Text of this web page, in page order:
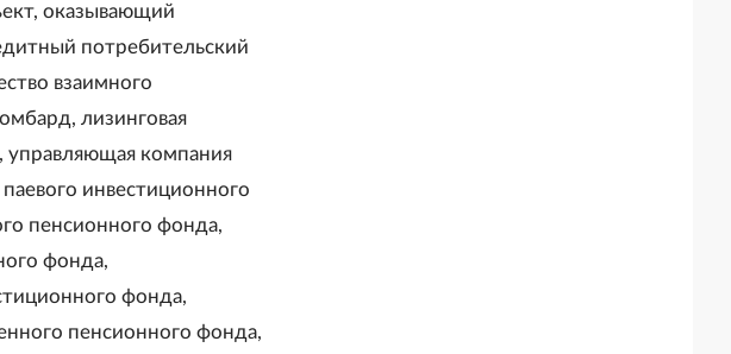
оказывающий
потребительский
взаимного
лизинговая
управляющая компания
инвестиционного
пенсионного фонда,
фонда,
фонда,
пенсионного фонда,